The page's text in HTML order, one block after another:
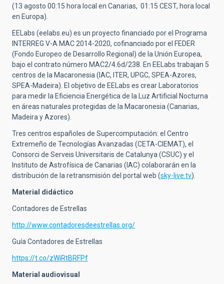
(13 agosto 00:15 hora local en Canarias, 01:15 CEST, hora local
en Europa).
EELabs (eelabs.eu) es un proyecto financiado por el Programa
INTERREG V-A MAC 2014-2020, cofinanciado por el FEDER
(Fondo Europeo de Desarrollo Regional) de la Unión Europea,
bajo el contrato número MAC2/4.6d/238. En EELabs trabajan 5
centros de la Macaronesia (IAC, ITER, UPGC, SPEA-Azores,
SPEA-Madeira). El objetivo de EELabs es crear Laboratorios
para medir la Eficiencia Energética de la Luz Artificial Nocturna
en áreas naturales protegidas de la Macaronesia (Canarias,
Madeira y Azores).
Tres centros españoles de Supercomputación: el Centro
Extremeño de Tecnologías Avanzadas (CETA-CIEMAT), el
Consorci de Serveis Universitaris de Catalunya (CSUC) y el
Instituto de Astrofísica de Canarias (IAC) colaborarán en la
distribución de la retransmisión del portal web (sky-live.tv).
Material didáctico
Contadores de Estrellas
http://www.contadoresdeestrellas.org/
Guía Contadores de Estrellas
https://t.co/zWiRtBRFPf
Material audiovisual